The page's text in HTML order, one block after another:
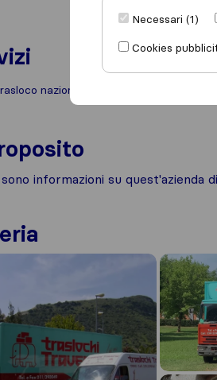
nazionale
informazioni su quest'azienda
Necessari (1)
Cookies